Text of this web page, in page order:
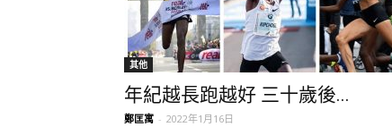
其他
年紀越長跑越好 三十歲後...
鄭匡寓 - 2022年1月16日